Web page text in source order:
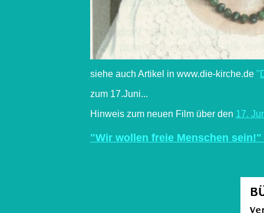
siehe auch Artikel in www.die-kirche.de "
zum 17.Juni...
Hinweis zum neuen Film über den 17.
"Wir wollen freie Menschen